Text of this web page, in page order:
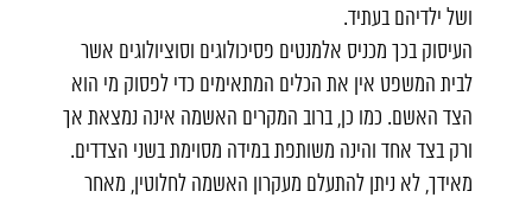
ושל ילדיהם בעתיד.
העיסוק בכך מכניס אלמנטים פסיכולוגים וסוציולוגים אשר
לבית המשפט אין את הכלים המתאימים כדי לפסוק מי הוא
הצד האשם. כמו כן, ברוב המקרים האשמה אינה נמצאת אך
ורק בצד אחד והינה משותפת במידה מסוימת בשני הצדדים.
מאידך, לא ניתן להתעלם מעקרון האשמה לחלוטין, מאחר